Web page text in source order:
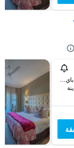
15 Diaz Road, جيفرايس باي, محافظة الكاب الشرقية, جنوب أفريقيا